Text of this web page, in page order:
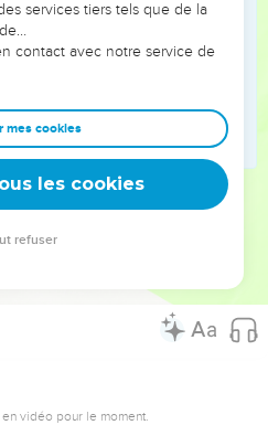
vous réunissez pour
attendez-vous les uns les
chez lui, afin que vous
Dieu sur vous dans vos
je les réglerai quand
avec autorisation. Pour vous procurer
vidéo pour le moment.
services tiers tels que de la
contact avec notre service de
mes cookies
les cookies
refuser